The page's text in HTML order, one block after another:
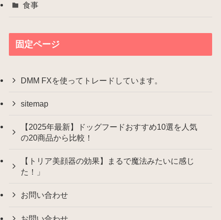
食事
固定ページ
DMM FXを使ってトレードしています。
sitemap
【2025年最新】ドッグフードおすすめ10選を人気
の20商品から比較！
【トリア美顔器の効果】まるで魔法みたいに感じ
た！」
お問い合わせ